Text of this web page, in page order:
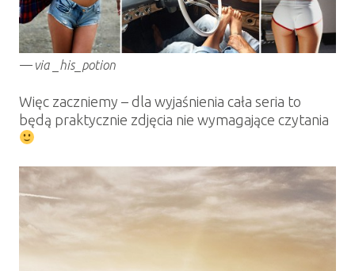
via _his_potion
Więc zaczniemy – dla wyjaśnienia cała seria to
będą praktycznie zdjęcia nie wymagające czytania